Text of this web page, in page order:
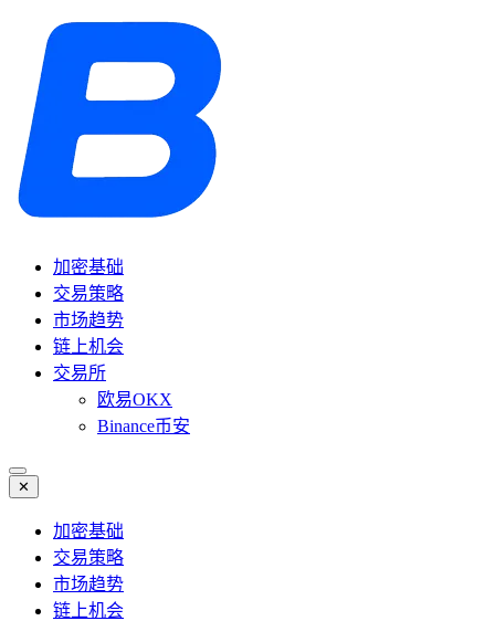
加密基础
交易策略
市场趋势
链上机会
交易所
欧易OKX
Binance币安
✕
加密基础
交易策略
市场趋势
链上机会